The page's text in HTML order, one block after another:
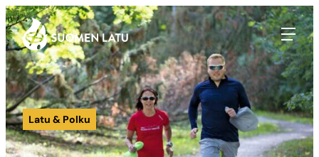
Siirry
suoraan
sisältöön
Suomen Latu
Latu & Polku